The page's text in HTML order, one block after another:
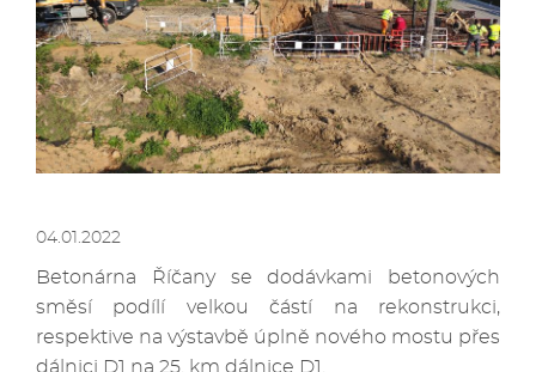
04.01.2022
Betonárna Říčany se dodávkami betonových
směsí podílí velkou částí na rekonstrukci,
respektive na výstavbě úplně nového mostu přes
dálnici D1 na 25. km dálnice D1.